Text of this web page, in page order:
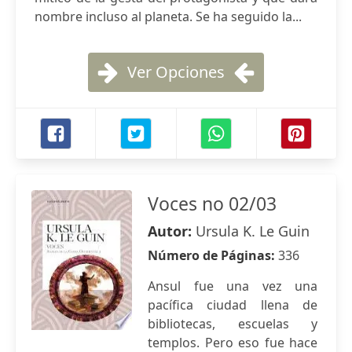
nombre incluso al planeta. Se ha seguido la...
Ver Opciones
Voces no 02/03
Autor: Ursula K. Le Guin
Número de Páginas: 336
Ansul fue una vez una
pacífica ciudad llena de
bibliotecas, escuelas y
templos. Pero eso fue hace